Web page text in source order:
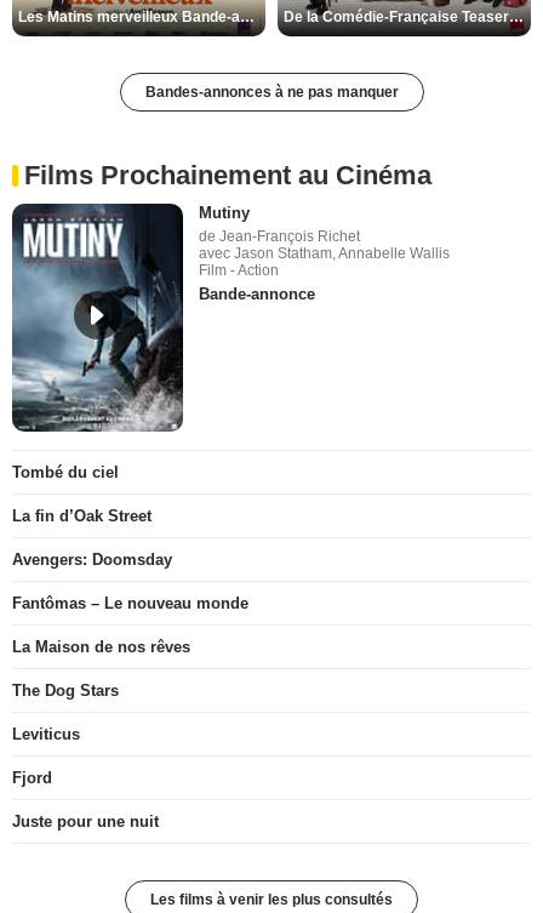
Les Matins merveilleux Bande-annonce VF De la Comédie-Française Teaser VF
Bandes-annonces à ne pas manquer
Films Prochainement au Cinéma
Mutiny
de Jean-François Richet
avec Jason Statham, Annabelle Wallis
Film - Action
Bande-annonce
Tombé du ciel
La fin d’Oak Street
Avengers: Doomsday
Fantômas – Le nouveau monde
La Maison de nos rêves
The Dog Stars
Leviticus
Fjord
Juste pour une nuit
Les films à venir les plus consultés